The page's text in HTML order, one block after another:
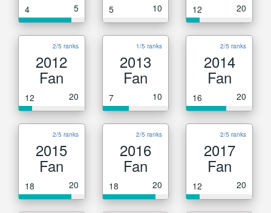
4 5 5 10 12 20
2/5 ranks
2012
Fan
12 20
1/5 ranks
2013
Fan
7 10
2/5 ranks
2014
Fan
16 20
2/5 ranks
2015
Fan
18 20
2/5 ranks
2016
Fan
18 20
2/5 ranks
2017
Fan
12 20